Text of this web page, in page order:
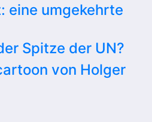
eine umgekehrte
Spitze der UN?
von Holger